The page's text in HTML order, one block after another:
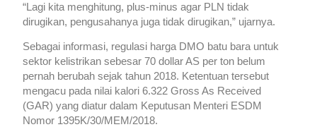
“Lagi kita menghitung, plus-minus agar PLN tidak
dirugikan, pengusahanya juga tidak dirugikan,” ujarnya.
Sebagai informasi, regulasi harga DMO batu bara untuk
sektor kelistrikan sebesar 70 dollar AS per ton belum
pernah berubah sejak tahun 2018. Ketentuan tersebut
mengacu pada nilai kalori 6.322 Gross As Received
(GAR) yang diatur dalam Keputusan Menteri ESDM
Nomor 1395K/30/MEM/2018.